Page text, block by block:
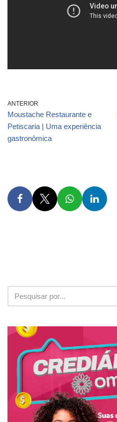
ANTERIOR
Moustache Restaurante e
Petiscaria | Uma experiência
gastronômica